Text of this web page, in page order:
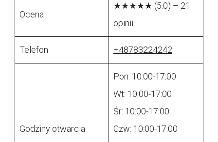
Ocena
★★★★★ (5.0) – 21
opinii
Telefon +48783224242
Godziny otwarcia
Pon: 10:00-17:00
Wt: 10:00-17:00
Śr: 10:00-17:00
Czw: 10:00-17:00